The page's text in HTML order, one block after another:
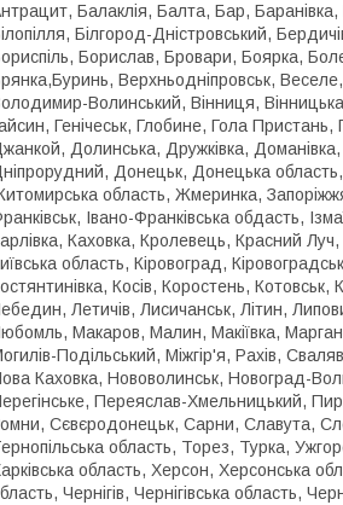
Балаклія, Балта, Бар,
Білгород-Дністровський,
Борислав, Бровари, Боярка,
Верхньодніпровськ,
Волинський, Вінниця,
Генічеськ, Глобине, Гола
Долинська, Дружківка,
Донецьк, Донецька
область, Жмеринка,
Івано-Франківська обдасть,
Каховка, Кролевець, Красний
область, Кіровоград,
Косів, Коростень,
Летичів, Лисичанськ, Літин,
Макаров, Малин, Макіївка,
Подільський, Міжгір'я, Рахів,
Каховка, Нововолинськ, Новоград-
Переяслав-Хмельницький,
Сєвєродонецьк, Сарни, Славута,
область, Торез, Турка,
область, Херсон, Херсонська
Чернігів, Чернігівська область,